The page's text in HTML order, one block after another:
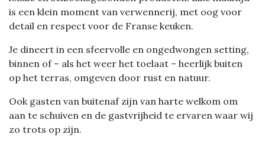
is een klein moment van verwennerij, met oog voor
detail en respect voor de Franse keuken.
Je dineert in een sfeervolle en ongedwongen setting,
binnen of – als het weer het toelaat – heerlijk buiten
op het terras, omgeven door rust en natuur.
Ook gasten van buitenaf zijn van harte welkom om
aan te schuiven en de gastvrijheid te ervaren waar wij
zo trots op zijn.